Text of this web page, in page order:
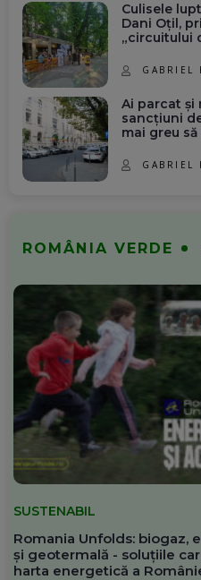
Culisele
Dani Oțil,
„circuitului
GABRIEL
Ai parcat și
sancțiuni
mai greu
GABRIEL
ROMÂNIA VERDE
SUSTENABIL
Romania Unfolds: biogaz,
și geotermală - soluțiile
harta energetică a